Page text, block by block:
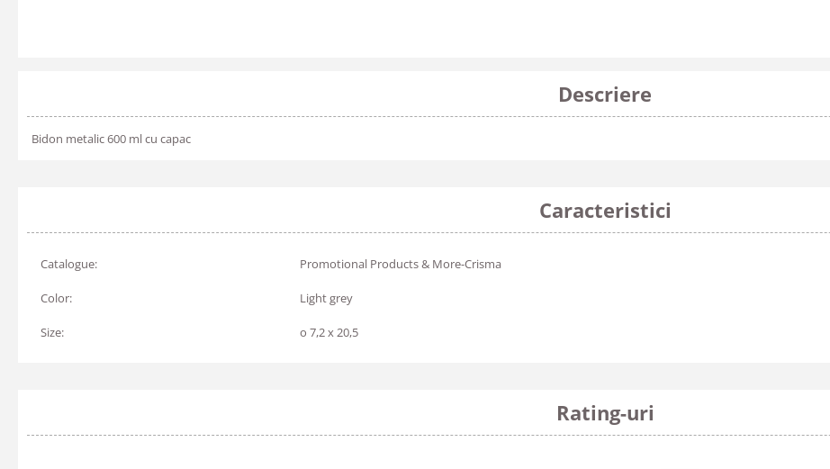
Descriere
Bidon metalic 600 ml cu capac
Caracteristici
Catalogue: Promotional Products & More-Crisma
Color: Light grey
Size: o 7,2 x 20,5
Rating-uri